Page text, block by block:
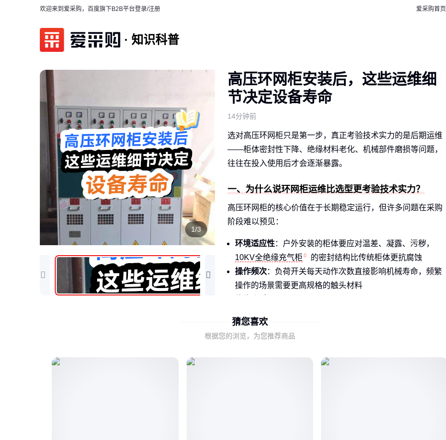
欢迎来到爱采购，百度旗下B2B平台登录/注册 爱采购首页
知识科普
1/3
高压环网柜安装后，这些运维细
节决定设备寿命
14分钟前
选对高压环网柜只是第一步，真正考验技术实力的是后期运维
——柜体密封性下降、绝缘材料老化、机械部件磨损等问题，
往往在投入使用后才会逐渐暴露。
一、为什么说环网柜运维比选型更考验技术实力？
高压环网柜的核心价值在于长期稳定运行，但许多问题在采购
阶段难以预见：
环境适应性：户外安装的柜体要应对温差、凝露、污秽，
10KV全绝缘充气柜
的密封结构比传统柜体更抗腐蚀
操作频次：负荷开关每天动作次数直接影响机械寿命，频繁
操作的场景需要更高规格的触头材料
结论：运维成本往往在设备生命周期中占比超过50% 💡
二、从柜体结构看运维关键点
猜您喜欢
根据您的浏览，为您推荐商品